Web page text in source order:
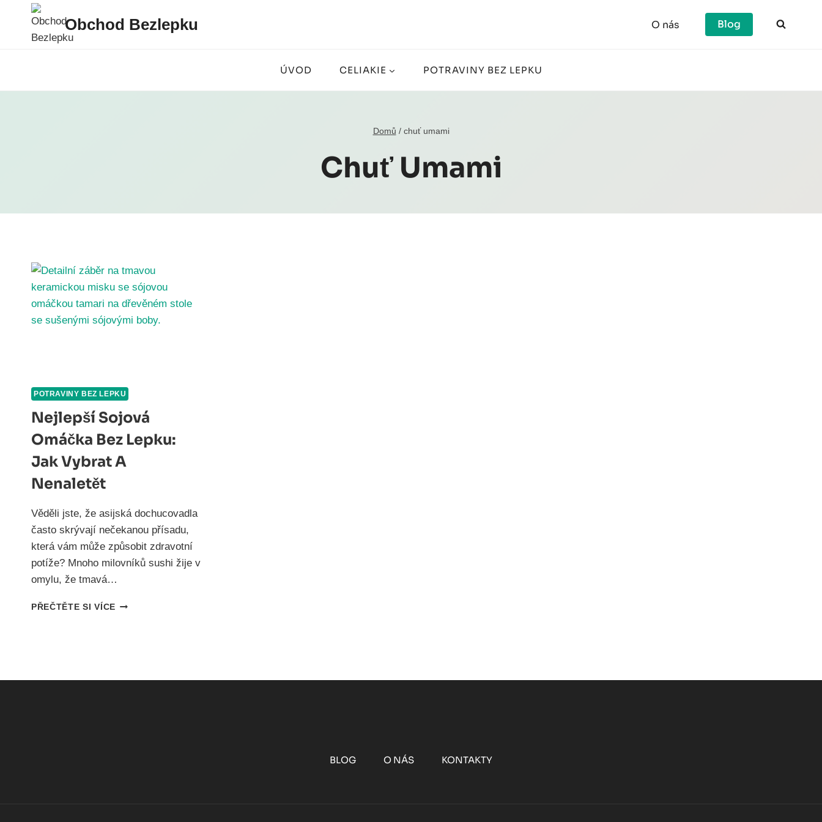
Přeskočit
Obchod Bezlepku O nás Blog
ÚVOD CELIAKIE POTRAVINY BEZ LEPKU
Domů / chuť umami
Chuť Umami
POTRAVINY BEZ LEPKU
Nejlepší Sojová
Omáčka Bez Lepku:
Jak Vybrat A
Nenaletět
Věděli jste, že asijská dochucovadla
často skrývají nečekanou přísadu,
která vám může způsobit zdravotní
potíže? Mnoho milovníků sushi žije v
omylu, že tmavá…
PŘEČTĚTE SI VÍCENEJLEPŠÍ
VYBRAT
BLOG O NÁS KONTAKTY